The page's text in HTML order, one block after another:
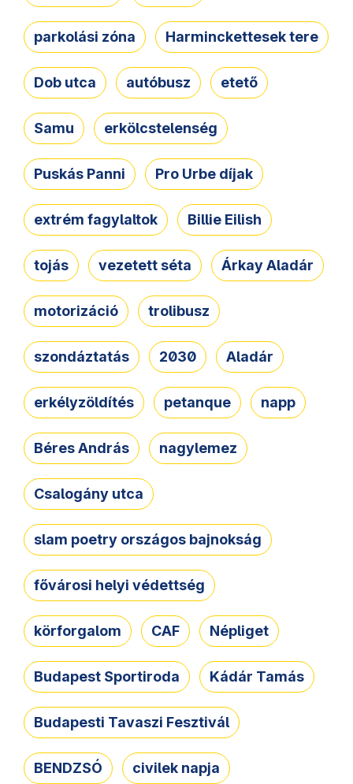
parkolási zóna Harminckettesek tere
Dob utca autóbusz etető
Samu erkölcstelenség
Puskás Panni Pro Urbe díjak
extrém fagylaltok Billie Eilish
tojás vezetett séta Árkay Aladár
motorizáció trolibusz
szondáztatás 2030 Aladár
erkélyzöldítés petanque napp
Béres András nagylemez
Csalogány utca
slam poetry országos bajnokság
fővárosi helyi védettség
körforgalom CAF Népliget
Budapest Sportiroda Kádár Tamás
Budapesti Tavaszi Fesztivál
BENDZSÓ civilek napja